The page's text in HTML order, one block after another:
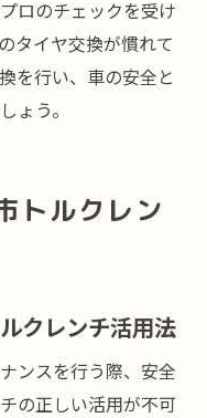
ロのチェックを受け
タイヤ交換が慣れて
を行い、車の安全と
ょう。
トルクレン
クレンチ活用法
ンスを行う際、安全
の正しい活用が不可